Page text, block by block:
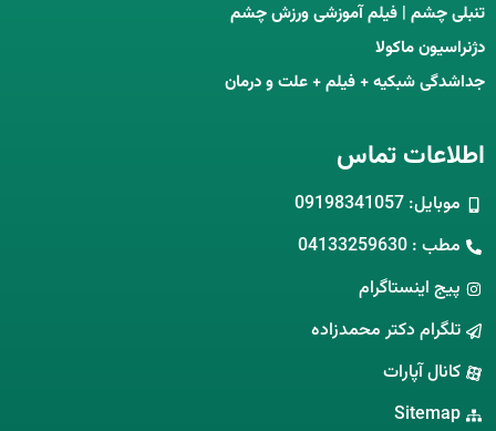
تنبلی چشم | فیلم آموزشی ورزش چشم
دژنراسیون ماکولا
جداشدگی شبکیه + فیلم + علت و درمان
اطلاعات تماس
موبایل: 09198341057
مطب : 04133259630
پیج اینستاگرام
تلگرام دکتر محمدزاده
کانال آپارات
Sitemap